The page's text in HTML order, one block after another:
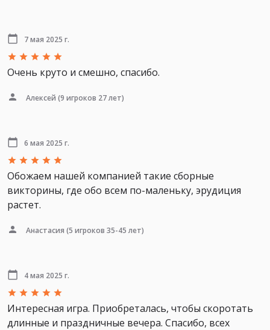
7 мая 2025 г.
Очень круто и смешно, спасибо.
Алексей (9 игроков 27 лет)
6 мая 2025 г.
Обожаем нашей компанией такие сборные
викторины, где обо всем по-маленьку, эрудиция
растет.
Анастасия (5 игроков 35-45 лет)
4 мая 2025 г.
Интересная игра. Приобреталась, чтобы скоротать
длинные и праздничные вечера. Спасибо, всех